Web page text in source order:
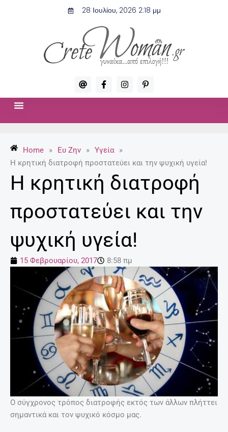
28 Ιουλίου, 2026 2:18 μμ
A
t
F
a
c
f
I
n
s
P
i
n
p
Home » Ευ Ζην » Υγεία
»
Η κρητική διατροφή προστατεύει και την ψυχική υγεία!
Η κρητική διατροφή
προστατεύει και την
ψυχική υγεία!
15 Φεβρουαρίου, 2017 8:58 πμ
Ο σύγχρονος τρόπος διατροφής εκτός των άλλων πλήττει
σημαντικά και τον ψυχικό κόσμο μας.